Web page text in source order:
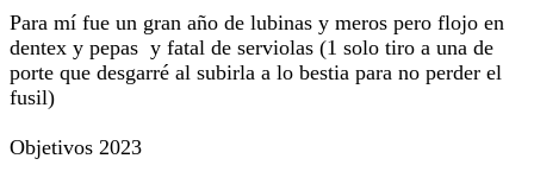
Para mí fue un gran año de lubinas y meros pero flojo en
dentex y pepas y fatal de serviolas (1 solo tiro a una de
porte que desgarré al subirla a lo bestia para no perder el
fusil)
Objetivos 2023